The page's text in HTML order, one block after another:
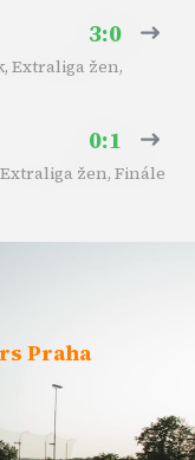
3:0
, Extraliga žen,
0:1
Extraliga žen, Finále
Praha